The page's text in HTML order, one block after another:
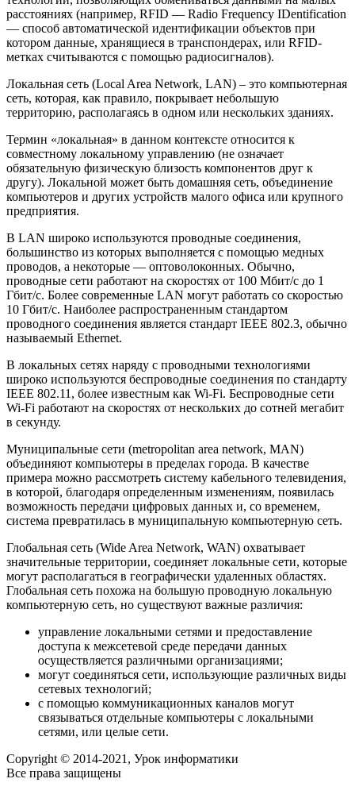
расстояниях (например, RFID — Radio Frequency IDentification
— способ автоматической идентификации объектов при
котором данные, хранящиеся в транспондерах, или RFID-
метках считываются с помощью радиосигналов).
Локальная сеть (Local Area Network, LAN) – это компьютерная
сеть, которая, как правило, покрывает небольшую
территорию, располагаясь в одном или нескольких зданиях.
Термин «локальная» в данном контексте относится к
совместному локальному управлению (не означает
обязательную физическую близость компонентов друг к
другу). Локальной может быть домашняя сеть, объединение
компьютеров и других устройств малого офиса или крупного
предприятия.
В LAN широко используются проводные соединения,
большинство из которых выполняется с помощью медных
проводов, а некоторые — оптоволоконных. Обычно,
проводные сети работают на скоростях от 100 Мбит/с до 1
Гбит/с. Более современные LAN могут работать со скоростью
10 Гбит/с. Наиболее распространенным стандартом
проводного соединения является стандарт IEEE 802.3, обычно
называемый Ethernet.
В локальных сетях наряду с проводными технологиями
широко используются беспроводные соединения по стандарту
IEEE 802.11, более известным как Wi-Fi. Беспроводные сети
Wi-Fi работают на скоростях от нескольких до сотней мегабит
в секунду.
Муниципальные сети (metropolitan area network, MAN)
объединяют компьютеры в пределах города. В качестве
примера можно рассмотреть систему кабельного телевидения,
в которой, благодаря определенным изменениям, появилась
возможность передачи цифровых данных и, со временем,
система превратилась в муниципальную компьютерную сеть.
Глобальная сеть (Wide Area Network, WAN) охватывает
значительные территории, соединяет локальные сети, которые
могут располагаться в географически удаленных областях.
Глобальная сеть похожа на большую проводную локальную
компьютерную сеть, но существуют важные различия:
управление локальными сетями и предоставление
доступа к межсетевой среде передачи данных
осуществляется различными организациями;
могут соединяться сети, использующие различных виды
сетевых технологий;
с помощью коммуникационных каналов могут
связываться отдельные компьютеры с локальными
сетями, или целые сети.
Copyright © 2014-2021, Урок информатики
Все права защищены